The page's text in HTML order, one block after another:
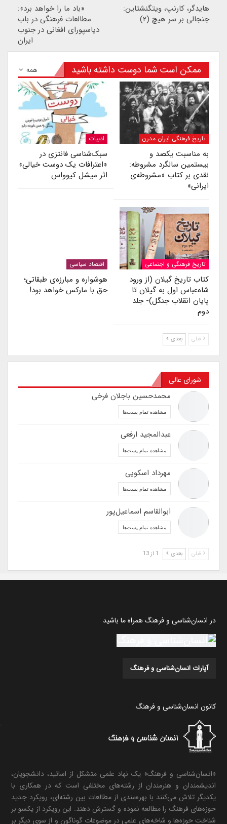
هایدگر، کارنپ، ویتگنشتاین:
جنجالی بر سر هیچ (۲)
«باد ما را خواهد برد»:
مطالعات فرهنگی در باب
دیاسپورای افغانی در جنوب
ایران
همه ممکن است شما دوست داشته باشید
تاریخ فرهنگی ایران مدرن
به مناسبت یکصد و
بیستمین سالگرد مشروطه:
نقدی بر کتاب «مشروطه‌ی
ایرانی»
ادبیات
سبک‌شناسی فانتزی در
«اعترافات یک دوست خیالی»
اثر میشل کیوواس
تاریخ فرهنگی و اجتماعی
کتاب تاریخ گیلان (از ورود
شاه‌عباس اول به گیلان تا
پایان انقلاب جنگل)- جلد
دوم
اقتصاد سیاسی
هوشواره و مبارزه‌ی طبقاتی؛
حق با مارکس خواهد بود!
قبلی بعدی
شورای عالی
محمدحسین باجلان فرخی
مشاهده تمام پست‌ها
عبدالمجید ارفعی
مشاهده تمام پست‌ها
مهرداد اسکویی
مشاهده تمام پست‌ها
ابوالقاسم اسماعیل‌پور
مشاهده تمام پست‌ها
قبلی بعدی
در انسان‌شناسی و فرهنگ همراه ما باشید
آپارات انسان‌شناسی و فرهنگ
کانون انسان‌شناسی و فرهنگ
«انسان‌شناسی و فرهنگ» یک نهاد علمی متشکل از اساتید، دانشجویان،
اندیشمندان و هنرمندان از رشته‌های مختلفی است که در همکاری با
یکدیگر تلاش می‌کنند با بهره‌مندی از مطالعات بین رشته‌ای، رویکرد جدید
حوزه‌های فرهنگ را مطالعه نموده و گسترش دهند. این رویکرد از یکسو بر
شناخت حوزه‌ها و شاخه‌های علمی در موضوعات گوناگون و از سوی دیگر بر